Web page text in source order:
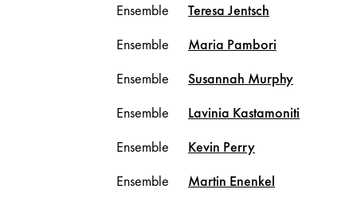
Ensemble
TeresaJentsch
Ensemble
Maria Pambori
Ensemble
Susannah Murphy
Ensemble
Lavinia Kastamoniti
Ensemble
Kevin Perry
Ensemble
Martin Enenkel